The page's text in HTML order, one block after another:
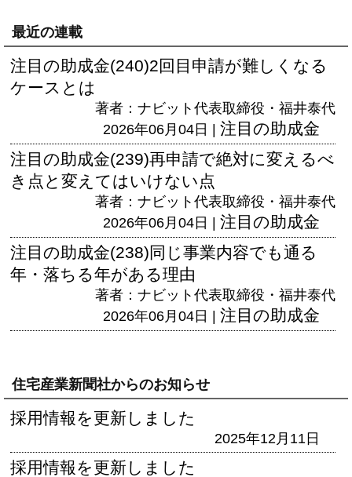
最近の連載
注目の助成金(240)2回目申請が難しくなる
ケースとは
著者：ナビット代表取締役・福井泰代
2026年06月04日 | 注目の助成金
注目の助成金(239)再申請で絶対に変えるべ
き点と変えてはいけない点
著者：ナビット代表取締役・福井泰代
2026年06月04日 | 注目の助成金
注目の助成金(238)同じ事業内容でも通る
年・落ちる年がある理由
著者：ナビット代表取締役・福井泰代
2026年06月04日 | 注目の助成金
住宅産業新聞社からのお知らせ
採用情報を更新しました
2025年12月11日
採用情報を更新しました